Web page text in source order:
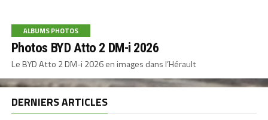
ALBUMS PHOTOS
Photos BYD Atto 2 DM-i 2026
Le BYD Atto 2 DM-i 2026 en images dans l’Hérault
DERNIERS ARTICLES